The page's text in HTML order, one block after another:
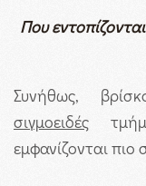
Που
Συνήθως,
σιγμοειδές
εμφανίζονται πιο